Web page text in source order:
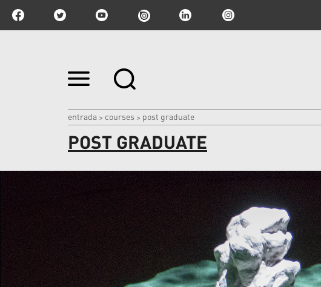
Ir
para
|
Ir
para
entrada > courses > post graduate
POST GRADUATE